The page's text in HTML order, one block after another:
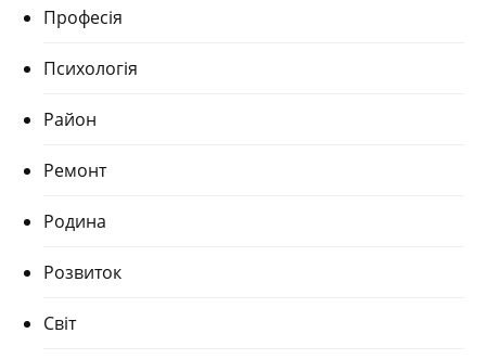
Професія
Психологія
Район
Ремонт
Родина
Розвиток
Світ